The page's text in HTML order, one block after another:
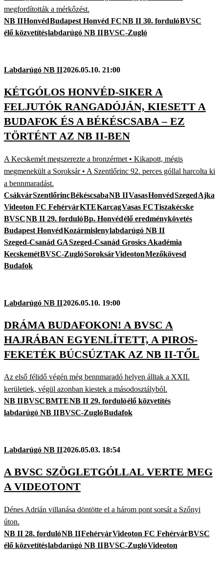
megfordították a mérkőzést.
NB IIHonvédBudapest Honvéd FCNB II 30. fordulóBVSC
élő közvetítéslabdarúgó NB IIBVSC-Zugló
Labdarúgó NB II2026.05.10. 21:00
KÉTGÓLOS HONVÉD-SIKER A
FELJUTÓK RANGADÓJÁN, KIESETT A
BUDAFOK ÉS A BÉKÉSCSABA – EZ
TÖRTÉNT AZ NB II-BEN
A Kecskemét megszerezte a bronzérmet • Kikapott, mégis
megmenekült a Soroksár • A Szentlőrinc 92. perces góllal harcolta ki
a bennmaradást.
CsákvárSzentlőrincBékéscsabaNB IIVasasHonvédSzegedAjka
Videoton FC FehérvárKTEKarcagVasas FCTiszakécske
BVSCNB II 29. fordulóBp. Honvédélő eredménykövetés
Budapest HonvédKozármislenylabdarúgó NB II
Szeged-Csanád GASzeged-Csanád Grosics Akadémia
KecskemétBVSC-ZuglóSoroksárVideotonMezőkövesd
Budafok
Labdarúgó NB II2026.05.10. 19:00
DRÁMA BUDAFOKON! A BVSC A
HAJRÁBAN EGYENLÍTETT, A PIROS-
FEKETÉK BÚCSÚZTAK AZ NB II-TŐL
Az első félidő végén még bennmaradó helyen álltak a XXII.
kerületiek, végül azonban kiestek a másodosztályból.
NB IIBVSCBMTENB II 29. fordulóélő közvetítés
labdarúgó NB IIBVSC-ZuglóBudafok
Labdarúgó NB II2026.05.03. 18:54
A BVSC SZÖGLETGÓLLAL VERTE MEG
A VIDEOTONT
Dénes Adrián villanása döntötte el a három pont sorsát a Szőnyi
úton.
NB II 28. fordulóNB IIFehérvárVideoton FC FehérvárBVSC
élő közvetítéslabdarúgó NB IIBVSC-ZuglóVideoton